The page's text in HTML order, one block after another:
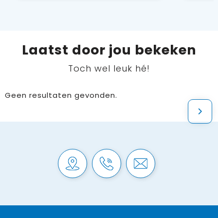
Laatst door jou bekeken
Toch wel leuk hé!
Geen resultaten gevonden.